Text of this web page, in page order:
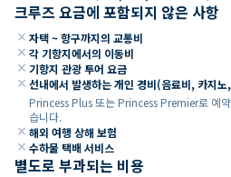
크루즈 요금에 포함되지 않은 사항
close 자택 ~ 항구까지의 교통비
close 각 기항지에서의 이동비
close 기항지 관광 투어 요금
close 선내에서 발생하는 개인 경비(음료비, 카지
Princess Plus 또는 Princess Premier로 예
습니다.
close 해외 여행 상해 보험
close 수하물 택배 서비스
별도로 부과되는 비용